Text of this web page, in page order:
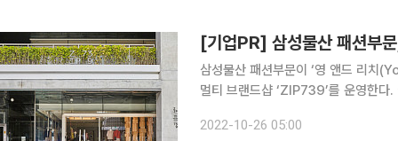
[기업PR] 삼성물산 패션부
삼성물산 패션부문이 ‘영 앤드 리치
멀티 브랜드샵 ‘ZIP739’를 운영한
‘ZIP’은 압축의 의미와 함께 한국어
2022-10-26 05:00